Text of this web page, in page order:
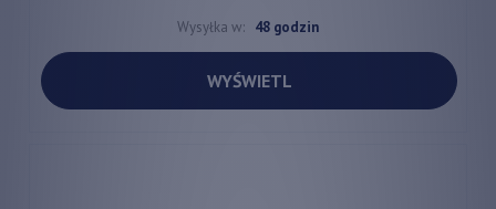
Wysyłka w: 48 godzin
WYŚWIETL